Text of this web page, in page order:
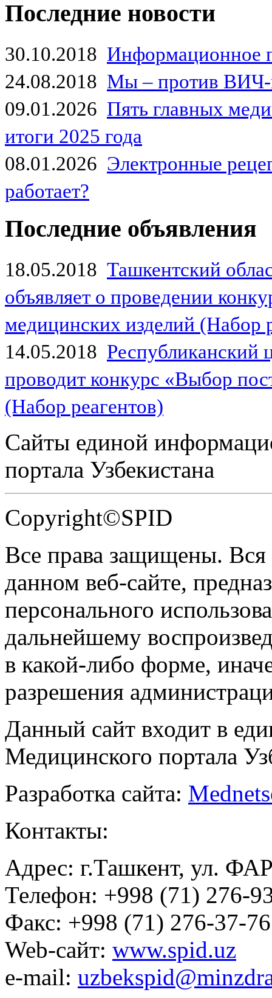
Последние новости
30.10.2018 Информационное
24.08.2018 Мы – против
09.01.2026 Пять главных
итоги 2025 года
08.01.2026 Электронные
работает?
Последние объявления
18.05.2018 Ташкентский
объявляет о проведении
медицинских изделий (Набор
14.05.2018
проводит конкурс «Выбор
(Набор реагентов)
Сайты единой
портала Узбекистана
Copyright©SPID
Все права защищены.
данном веб-сайте,
персонального
дальнейшему
в какой-либо форме,
разрешения
Данный сайт входит в
Медицинского портала
Разработка сайта:
Контакты:
Адрес: г.Ташкент, ул.
Телефон: +998 (71) 276-
Факс: +998 (71) 276-37-76
Web-сайт: www.spid.uz
e-mail: